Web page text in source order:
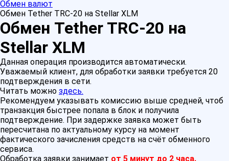
Обмен валют
Обмен Tether TRC-20 на Stellar XLM
Обмен Tether TRC-20 на
Stellar XLM
Данная операция производится автоматически.
Уважаемый клиент, для обработки заявки требуется 20
подтверждения в сети.
Читать можно здесь.
Рекомендуем указывать комиссию выше средней, чтоб
транзакция быстрее попала в блок и получила
подтверждение. При задержке заявка может быть
пересчитана по актуальному курсу на момент
фактического зачисления средств на счёт обменного
сервиса.
Обработка заявки занимает от 5 минут до 2 часа.